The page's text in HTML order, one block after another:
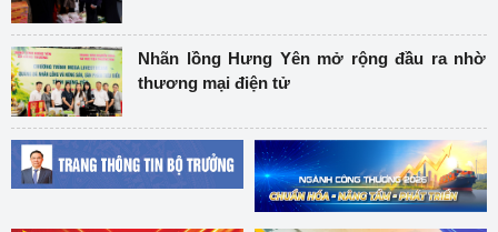
Nhãn lồng Hưng Yên mở rộng đầu ra nhờ
thương mại điện tử